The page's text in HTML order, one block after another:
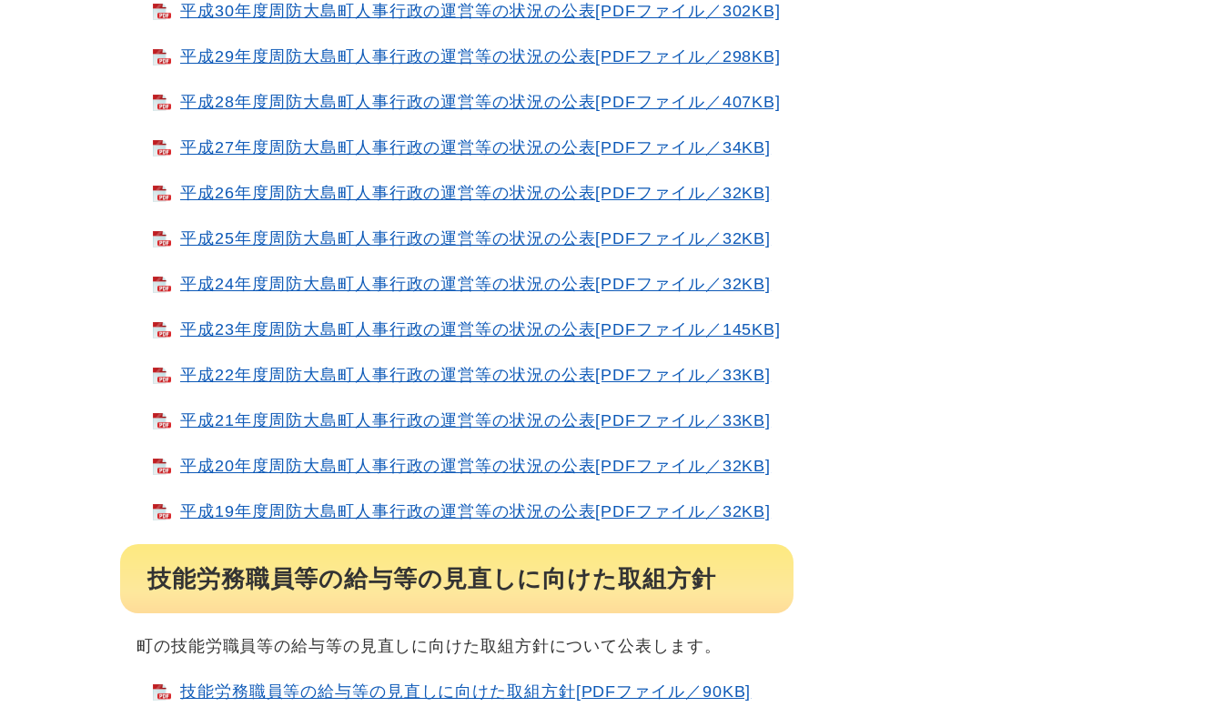
平成30年度周防大島町人事行政の運営等の状況の公表[PDFファイル／302KB]
平成29年度周防大島町人事行政の運営等の状況の公表[PDFファイル／298KB]
平成28年度周防大島町人事行政の運営等の状況の公表[PDFファイル／407KB]
平成27年度周防大島町人事行政の運営等の状況の公表[PDFファイル／34KB]
平成26年度周防大島町人事行政の運営等の状況の公表[PDFファイル／32KB]
平成25年度周防大島町人事行政の運営等の状況の公表[PDFファイル／32KB]
平成24年度周防大島町人事行政の運営等の状況の公表[PDFファイル／32KB]
平成23年度周防大島町人事行政の運営等の状況の公表[PDFファイル／145KB]
平成22年度周防大島町人事行政の運営等の状況の公表[PDFファイル／33KB]
平成21年度周防大島町人事行政の運営等の状況の公表[PDFファイル／33KB]
平成20年度周防大島町人事行政の運営等の状況の公表[PDFファイル／32KB]
平成19年度周防大島町人事行政の運営等の状況の公表[PDFファイル／32KB]
技能労務職員等の給与等の見直しに向けた取組方針
町の技能労職員等の給与等の見直しに向けた取組方針について公表します。
技能労務職員等の給与等の見直しに向けた取組方針[PDFファイル／90KB]